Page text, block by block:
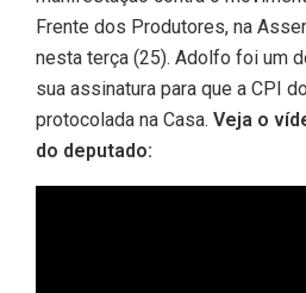
Frente dos Produtores, na
nesta terça (25). Adolfo foi um
sua assinatura para que a CPI
protocolada na Casa. Veja o
do deputado: